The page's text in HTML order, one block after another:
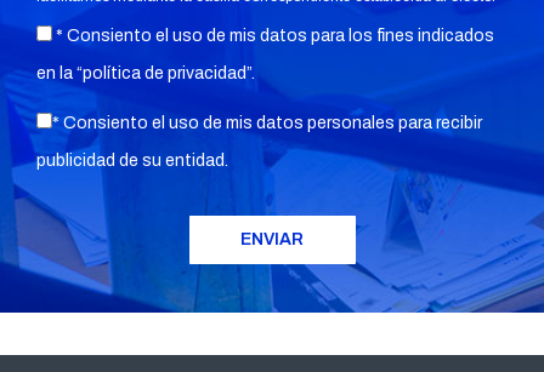
* Consiento el uso de mis datos para los fines indicados
en la “política de privacidad”.
* Consiento el uso de mis datos personales para recibir
publicidad de su entidad.